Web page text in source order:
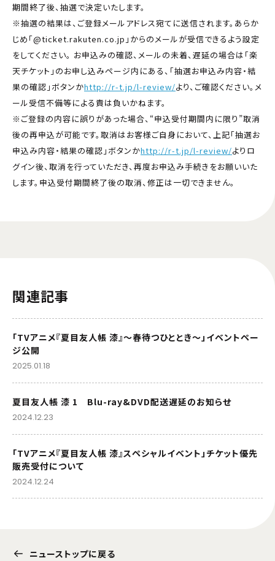
期間終了後、抽選で決定いたします。
※抽選の結果は、ご登録メールアドレス宛てに送信されます。あらか
じめ「@ticket.rakuten.co.jp」からのメールが受信できるよう設定
をしてください。 お申込みの確認、メールの未着、遅延の場合は「楽
天チケット」のお申し込みページ内にある、「抽選お申込み内容・結
果の確認」ボタンかhttp://r-t.jp/l-review/より、ご確認ください。メ
ール受信不備等による責は負いかねます。
※ご登録の内容に誤りがあった場合、“申込受付期間内に限り”取消
後の再申込が可能です。取消はお客様ご自身において、上記「抽選お
申込み内容・結果の確認」ボタンかhttp://r-t.jp/l-review/よりロ
グイン後、取消を行っていただき、再度お申込み手続きをお願いいた
します。申込受付期間終了後の取消、修正は一切できません。
関連記事
「TVアニメ『夏目友人帳 漆』～春待つひととき～」イベントペー
ジ公開
2025.01.18
夏目友人帳 漆 1 Blu-ray&DVD配送遅延のお知らせ
2024.12.23
「TVアニメ『夏目友人帳 漆』スペシャルイベント」チケット優先
販売受付について
2024.12.24
ニューストップに戻る